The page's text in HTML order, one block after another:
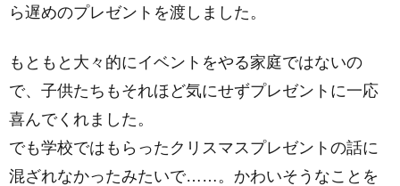
ら遅めのプレゼントを渡しました。
もともと大々的にイベントをやる家庭ではないの
で、子供たちもそれほど気にせずプレゼントに一応
喜んでくれました。
でも学校ではもらったクリスマスプレゼントの話に
混ざれなかったみたいで……。かわいそうなことを